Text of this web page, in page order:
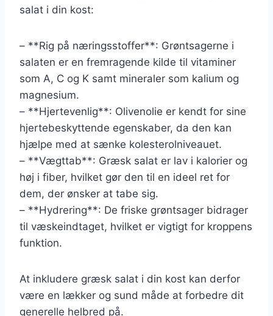
salat i din kost:
– **Rig på næringsstoffer**: Grøntsagerne i
salaten er en fremragende kilde til vitaminer
som A, C og K samt mineraler som kalium og
magnesium.
– **Hjertevenlig**: Olivenolie er kendt for sine
hjertebeskyttende egenskaber, da den kan
hjælpe med at sænke kolesterolniveauet.
– **Vægttab**: Græsk salat er lav i kalorier og
høj i fiber, hvilket gør den til en ideel ret for
dem, der ønsker at tabe sig.
– **Hydrering**: De friske grøntsager bidrager
til væskeindtaget, hvilket er vigtigt for kroppens
funktion.
At inkludere græsk salat i din kost kan derfor
være en lækker og sund måde at forbedre dit
generelle helbred på.